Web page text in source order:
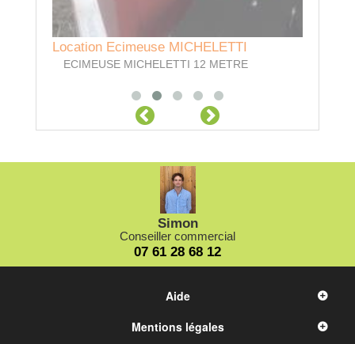
Location Ecimeuse MICHELETTI
ECIMEUSE MICHELETTI 12 METRE
Simon
Conseiller commercial
07 61 28 68 12
Aide
Mentions légales